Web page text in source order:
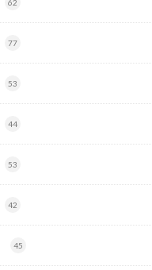
62
77
53
44
53
42
45